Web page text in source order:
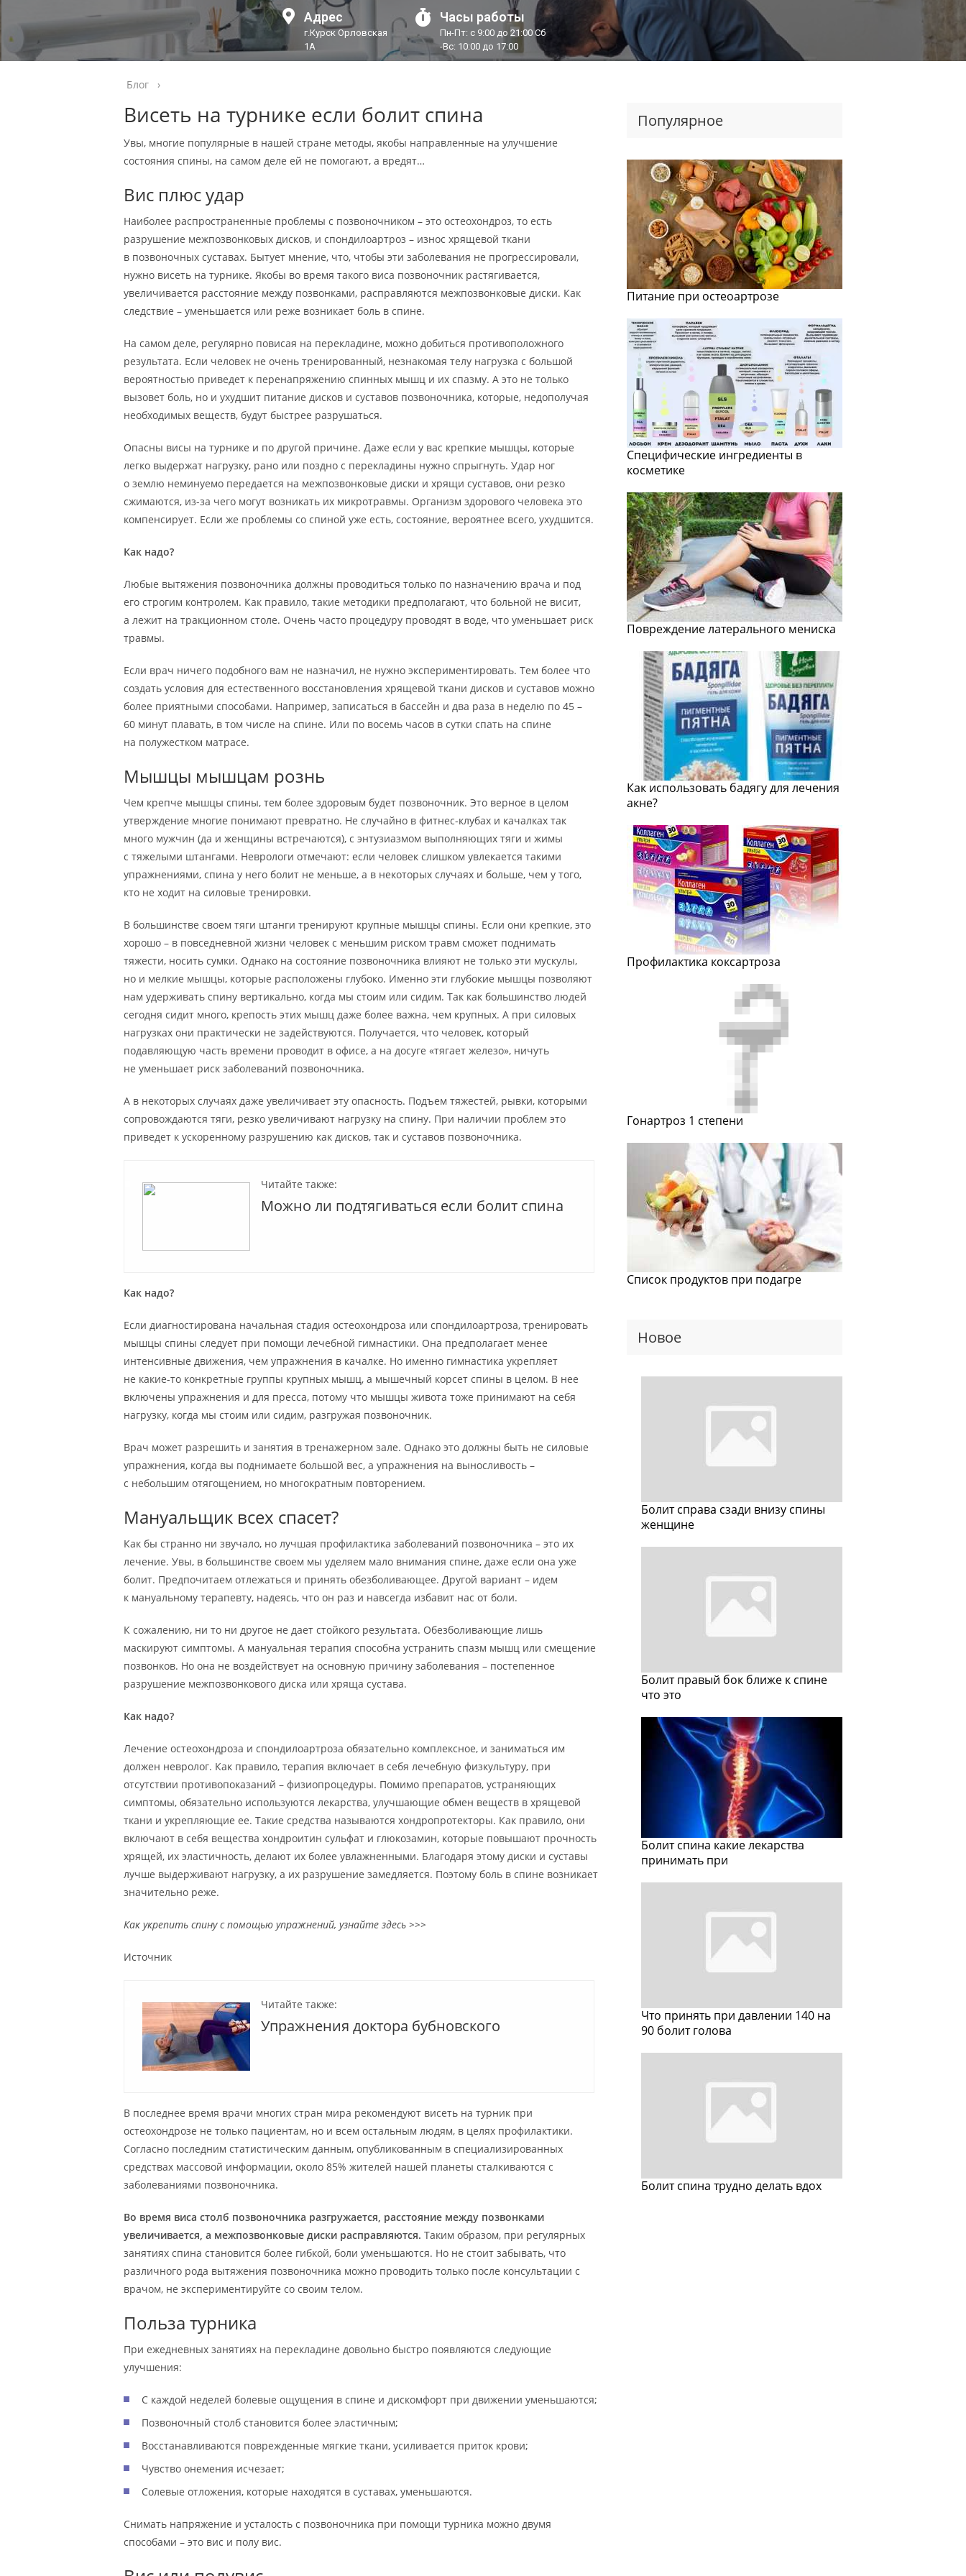
Адрес
г.Курск Орловская
1А
Часы работы
Пн-Пт: с 9:00 до 21:00 Сб
-Вс: 10:00 до 17:00
Блог ›
Висеть на турнике если болит спина
Увы, многие популярные в нашей стране методы, якобы направленные на улучшение
состояния спины, на самом деле ей не помогают, а вредят…
Вис плюс удар
Наиболее распространенные проблемы с позвоночником – это остеохондроз, то есть
разрушение межпозвонковых дисков, и спондилоартроз – износ хрящевой ткани
в позвоночных суставах. Бытует мнение, что, чтобы эти заболевания не прогрессировали,
нужно висеть на турнике. Якобы во время такого виса позвоночник растягивается,
увеличивается расстояние между позвонками, расправляются межпозвонковые диски. Как
следствие – уменьшается или реже возникает боль в спине.
На самом деле, регулярно повисая на перекладине, можно добиться противоположного
результата. Если человек не очень тренированный, незнакомая телу нагрузка с большой
вероятностью приведет к перенапряжению спинных мышц и их спазму. А это не только
вызовет боль, но и ухудшит питание дисков и суставов позвоночника, которые, недополучая
необходимых веществ, будут быстрее разрушаться.
Опасны висы на турнике и по другой причине. Даже если у вас крепкие мышцы, которые
легко выдержат нагрузку, рано или поздно с перекладины нужно спрыгнуть. Удар ног
о землю неминуемо передается на межпозвонковые диски и хрящи суставов, они резко
сжимаются, из-за чего могут возникать их микротравмы. Организм здорового человека это
компенсирует. Если же проблемы со спиной уже есть, состояние, вероятнее всего, ухудшится.
Как надо?
Любые вытяжения позвоночника должны проводиться только по назначению врача и под
его строгим контролем. Как правило, такие методики предполагают, что больной не висит,
а лежит на тракционном столе. Очень часто процедуру проводят в воде, что уменьшает риск
травмы.
Если врач ничего подобного вам не назначил, не нужно экспериментировать. Тем более что
создать условия для естественного восстановления хрящевой ткани дисков и суставов можно
более приятными способами. Например, записаться в бассейн и два раза в неделю по 45 –
60 минут плавать, в том числе на спине. Или по восемь часов в сутки спать на спине
на полужестком матрасе.
Мышцы мышцам рознь
Чем крепче мышцы спины, тем более здоровым будет позвоночник. Это верное в целом
утверждение многие понимают превратно. Не случайно в фитнес-клубах и качалках так
много мужчин (да и женщины встречаются), с энтузиазмом выполняющих тяги и жимы
с тяжелыми штангами. Неврологи отмечают: если человек слишком увлекается такими
упражнениями, спина у него болит не меньше, а в некоторых случаях и больше, чем у того,
кто не ходит на силовые тренировки.
В большинстве своем тяги штанги тренируют крупные мышцы спины. Если они крепкие, это
хорошо – в повседневной жизни человек с меньшим риском травм сможет поднимать
тяжести, носить сумки. Однако на состояние позвоночника влияют не только эти мускулы,
но и мелкие мышцы, которые расположены глубоко. Именно эти глубокие мышцы позволяют
нам удерживать спину вертикально, когда мы стоим или сидим. Так как большинство людей
сегодня сидит много, крепость этих мышц даже более важна, чем крупных. А при силовых
нагрузках они практически не задействуются. Получается, что человек, который
подавляющую часть времени проводит в офисе, а на досуге «тягает железо», ничуть
не уменьшает риск заболеваний позвоночника.
А в некоторых случаях даже увеличивает эту опасность. Подъем тяжестей, рывки, которыми
сопровождаются тяги, резко увеличивают нагрузку на спину. При наличии проблем это
приведет к ускоренному разрушению как дисков, так и суставов позвоночника.
Читайте также:
Можно ли подтягиваться если болит спина
Как надо?
Если диагностирована начальная стадия остеохондроза или спондилоартроза, тренировать
мышцы спины следует при помощи лечебной гимнастики. Она предполагает менее
интенсивные движения, чем упражнения в качалке. Но именно гимнастика укрепляет
не какие-то конкретные группы крупных мышц, а мышечный корсет спины в целом. В нее
включены упражнения и для пресса, потому что мышцы живота тоже принимают на себя
нагрузку, когда мы стоим или сидим, разгружая позвоночник.
Врач может разрешить и занятия в тренажерном зале. Однако это должны быть не силовые
упражнения, когда вы поднимаете большой вес, а упражнения на выносливость –
с небольшим отягощением, но многократным повторением.
Мануальщик всех спасет?
Как бы странно ни звучало, но лучшая профилактика заболеваний позвоночника – это их
лечение. Увы, в большинстве своем мы уделяем мало внимания спине, даже если она уже
болит. Предпочитаем отлежаться и принять обезболивающее. Другой вариант – идем
к мануальному терапевту, надеясь, что он раз и навсегда избавит нас от боли.
К сожалению, ни то ни другое не дает стойкого результата. Обезболивающие лишь
маскируют симптомы. А мануальная терапия способна устранить спазм мышц или смещение
позвонков. Но она не воздействует на основную причину заболевания – постепенное
разрушение межпозвонкового диска или хряща сустава.
Как надо?
Лечение остеохондроза и спондилоартроза обязательно комплексное, и заниматься им
должен невролог. Как правило, терапия включает в себя лечебную физкультуру, при
отсутствии противопоказаний – физиопроцедуры. Помимо препаратов, устраняющих
симптомы, обязательно используются лекарства, улучшающие обмен веществ в хрящевой
ткани и укрепляющие ее. Такие средства называются хондропротекторы. Как правило, они
включают в себя вещества хондроитин сульфат и глюкозамин, которые повышают прочность
хрящей, их эластичность, делают их более увлажненными. Благодаря этому диски и суставы
лучше выдерживают нагрузку, а их разрушение замедляется. Поэтому боль в спине возникает
значительно реже.
Как укрепить спину с помощью упражнений, узнайте здесь >>>
Источник
Читайте также:
Упражнения доктора бубновского
В последнее время врачи многих стран мира рекомендуют висеть на турник при
остеохондрозе не только пациентам, но и всем остальным людям, в целях профилактики.
Согласно последним статистическим данным, опубликованным в специализированных
средствах массовой информации, около 85% жителей нашей планеты сталкиваются с
заболеваниями позвоночника.
Во время виса столб позвоночника разгружается, расстояние между позвонками
увеличивается, а межпозвонковые диски расправляются. Таким образом, при регулярных
занятиях спина становится более гибкой, боли уменьшаются. Но не стоит забывать, что
различного рода вытяжения позвоночника можно проводить только после консультации с
врачом, не экспериментируйте со своим телом.
Польза турника
При ежедневных занятиях на перекладине довольно быстро появляются следующие
улучшения:
С каждой неделей болевые ощущения в спине и дискомфорт при движении уменьшаются;
Позвоночный столб становится более эластичным;
Восстанавливаются поврежденные мягкие ткани, усиливается приток крови;
Чувство онемения исчезает;
Солевые отложения, которые находятся в суставах, уменьшаются.
Снимать напряжение и усталость с позвоночника при помощи турника можно двумя
способами – это вис и полу вис.
Популярное
Питание при остеоартрозе
Специфические ингредиенты в
косметике
Повреждение латерального мениска
Как использовать бадягу для лечения
акне?
Профилактика коксартроза
Гонартроз 1 степени
Список продуктов при подагре
Новое
Болит справа сзади внизу спины
женщине
Болит правый бок ближе к спине
что это
Болит спина какие лекарства
принимать при
Что принять при давлении 140 на
90 болит голова
Болит спина трудно делать вдох